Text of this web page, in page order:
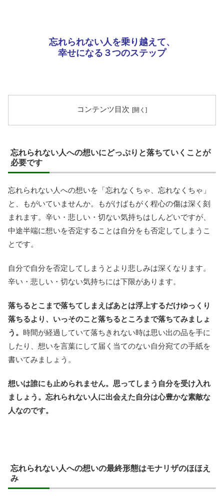
忘れられない人を乗り越えて、
幸せになる３つのステップ
コンテンツ目次
忘れられない人への想いにどっぷりと落ちていくことが
必要です
忘れられない人への想いを「忘れなくちゃ、忘れなくちゃ」
と、もがいていませんか。もがけばもがく程心の傷は深く刻
まれます。辛い・悲しい・切ない気持ちはしんどいですが、
中途半端に想いを否定することは自分をも否定してしまうこ
とです。
自分で自分を否定してしまうとより悲しみは深くなります。
辛い・悲しい・切ない気持ちには下限があります。
落ちるとこまで落ちてしまえばあとは浮上するだけゆっくり
落ちるより、いっそのこと落ちるところまで落ちてみましょ
う。 時間が経過していて落ちきれない時は思い出の品を手に
したり、想いを言葉にして届く当てのない自分宛ての手紙を
書いてみましょう。
想いは誰にも止められません。思ってしまう自分を受け入れ
ましょう。忘れられない人に出会えた自分は心豊かな素敵な
人なのです。
忘れられない人への想いの最終形態はモナリザのほほえ
み